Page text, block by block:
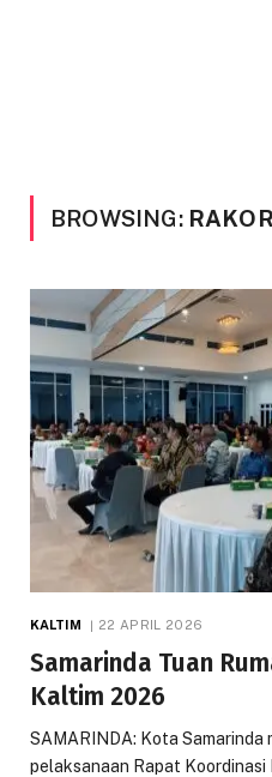
BROWSING:
KALTIM 22 APRIL 2026
Samarinda Tuan
Kaltim 2026
SAMARINDA: Kota Samarinda
pelaksanaan Rapat Koordinasi